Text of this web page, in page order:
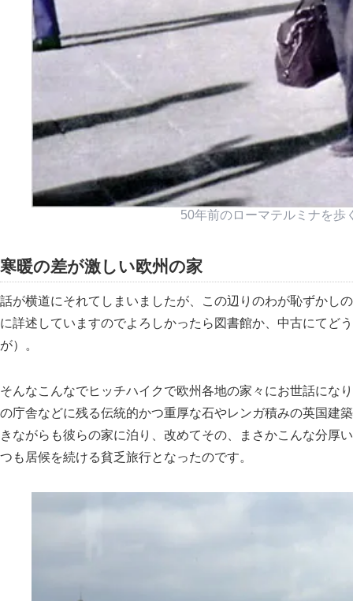
50年前のローマテルミナを歩
寒暖の差が激しい欧州の家
話が横道にそれてしまいましたが、この辺りのわが恥ずかし
に詳述していますのでよろしかったら図書館か、中古にてど
が）。
そんなこんなでヒッチハイクで欧州各地の家々にお世話にな
の庁舎などに残る伝統的かつ重厚な石やレンガ積みの英国建
きながらも彼らの家に泊り、改めてその、まさかこんな分厚
つも居候を続ける貧乏旅行となったのです。